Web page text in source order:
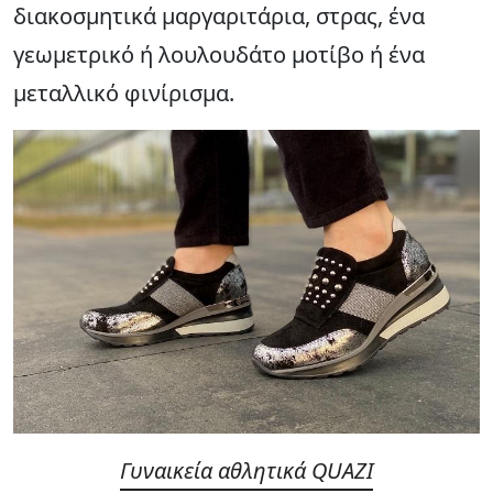
διακοσμητικά μαργαριτάρια, στρας, ένα
γεωμετρικό ή λουλουδάτο μοτίβο ή ένα
μεταλλικό φινίρισμα.
Γυναικεία αθλητικά QUAZI